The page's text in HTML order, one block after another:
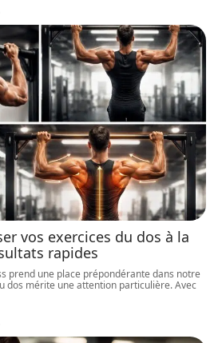
vos exercices du dos à la
rapides
prend une place prépondérante dans notre
dos mérite une attention particulière. Avec